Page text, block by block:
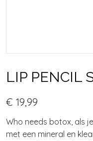
LIP PENCIL
€ 19,99
Who needs botox, als
met een mineral en